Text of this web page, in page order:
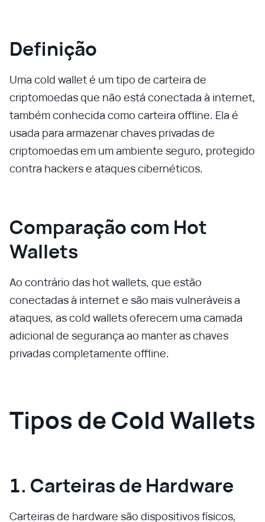
Definição
Uma cold wallet é um tipo de carteira de
criptomoedas que não está conectada à internet,
também conhecida como carteira offline. Ela é
usada para armazenar chaves privadas de
criptomoedas em um ambiente seguro, protegido
contra hackers e ataques cibernéticos.
Comparação com Hot
Wallets
Ao contrário das hot wallets, que estão
conectadas à internet e são mais vulneráveis a
ataques, as cold wallets oferecem uma camada
adicional de segurança ao manter as chaves
privadas completamente offline.
Tipos de Cold Wallets
1. Carteiras de Hardware
Carteiras de hardware são dispositivos físicos,